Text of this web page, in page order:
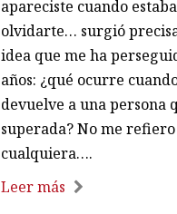
apareciste cuando
olvidarte… surgió
idea que me ha
años: ¿qué ocurre
devuelve a una persona
superada? No me
cualquiera….
Leer más